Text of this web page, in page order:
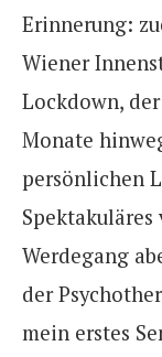
Erinnerung:
Wiener
Lockdown,
Monate
persönlichen
Werdegang
der
mein erstes